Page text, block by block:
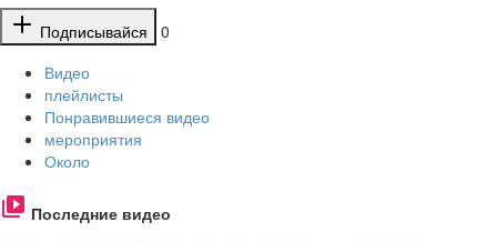
Подписывайся
0
Видео
плейлисты
Понравившиеся видео
мероприятия
Около
Последние видео